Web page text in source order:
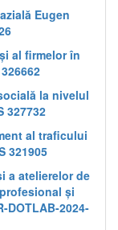
Eugen
al firmelor în
la nivelul
327732
al traficului
321905
a atelierelor de
și
DOTLAB-2024-